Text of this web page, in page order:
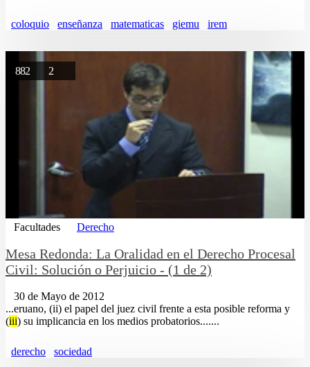
coloquio enseñanza matematicas giemu irem
882 2
Facultades Derecho
Mesa Redonda: La Oralidad en el Derecho Procesal
Civil: Solución o Perjuicio - (1 de 2)
30 de Mayo de 2012
...eruano, (ii) el papel del juez civil frente a esta posible reforma y
(iii) su implicancia en los medios probatorios.......
derecho sociedad